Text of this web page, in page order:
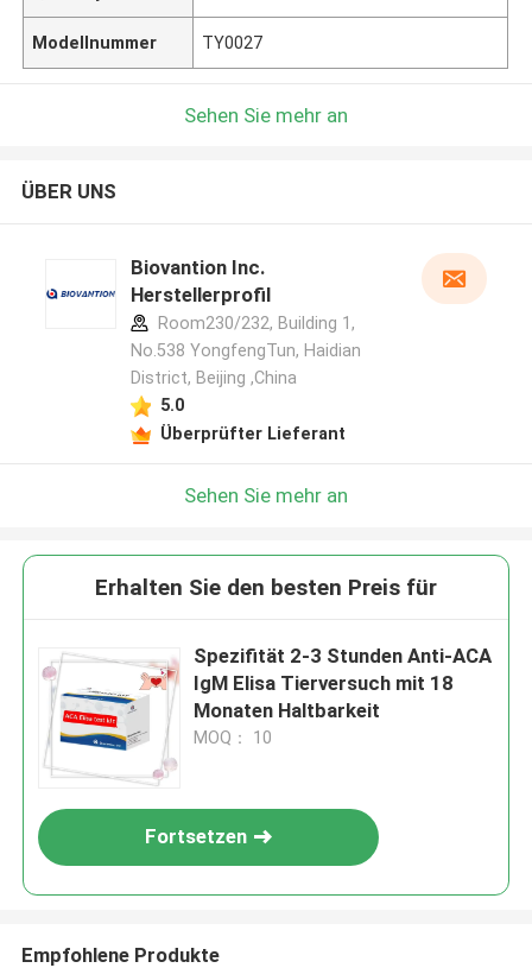
Modellnummer TY0027
Sehen Sie mehr an
ÜBER UNS
Biovantion Inc.
Herstellerprofil
Room230/232, Building 1,
No.538 YongfengTun, Haidian
District, Beijing ,China
5.0
Überprüfter Lieferant
Sehen Sie mehr an
Erhalten Sie den besten Preis für
Spezifität 2-3 Stunden Anti-ACA
IgM Elisa Tierversuch mit 18
Monaten Haltbarkeit
MOQ： 10
Fortsetzen
Empfohlene Produkte